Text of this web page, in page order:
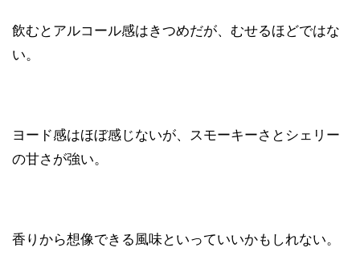
飲むとアルコール感はきつめだが、むせるほどではな
い。
ヨード感はほぼ感じないが、スモーキーさとシェリー
の甘さが強い。
香りから想像できる風味といっていいかもしれない。